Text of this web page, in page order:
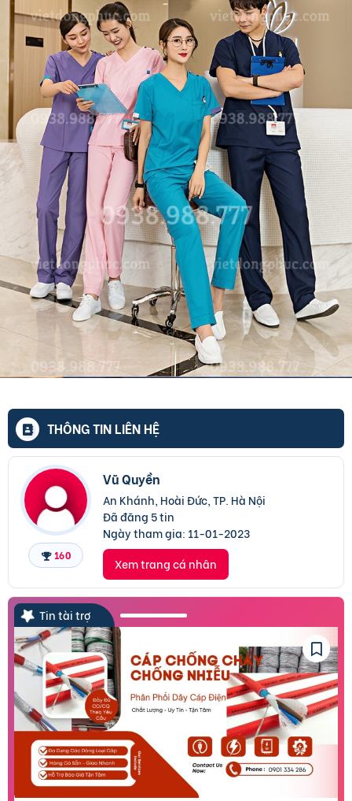
THÔNG TIN LIÊN HỆ
160
Vũ Quyền
An Khánh, Hoài Đức, TP. Hà Nội
Đã đăng 5 tin
Ngày tham gia: 11-01-2023
Xem trang cá nhân
Tin tài trợ